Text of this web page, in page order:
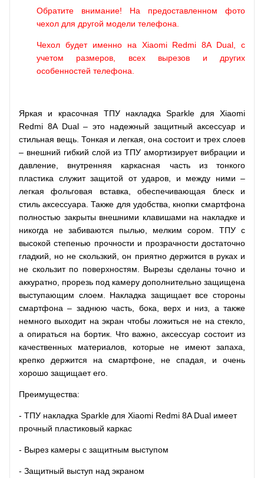
Обратите внимание! На предоставленном фото
чехол для другой модели телефона.
Чехол будет именно на Xiaomi Redmi 8A Dual, с
учетом размеров, всех вырезов и других
особенностей телефона.
Яркая и красочная ТПУ накладка Sparkle для Xiaomi
Redmi 8A Dual – это надежный защитный аксессуар и
стильная вещь. Тонкая и легкая, она состоит и трех слоев
– внешний гибкий слой из ТПУ амортизирует вибрации и
давление, внутренняя каркасная часть из тонкого
пластика служит защитой от ударов, и между ними –
легкая фольговая вставка, обеспечивающая блеск и
стиль аксессуара. Также для удобства, кнопки смартфона
полностью закрыты внешними клавишами на накладке и
никогда не забиваются пылью, мелким сором. ТПУ с
высокой степенью прочности и прозрачности достаточно
гладкий, но не скользкий, он приятно держится в руках и
не скользит по поверхностям. Вырезы сделаны точно и
аккуратно, прорезь под камеру дополнительно защищена
выступающим слоем. Накладка защищает все стороны
смартфона – заднюю часть, бока, верх и низ, а также
немного выходит на экран чтобы ложиться не на стекло,
а опираться на бортик. Что важно, аксессуар состоит из
качественных материалов, которые не имеют запаха,
крепко держится на смартфоне, не спадая, и очень
хорошо защищает его.
Преимущества:
- ТПУ накладка Sparkle для Xiaomi Redmi 8A Dual имеет
прочный пластиковый каркас
- Вырез камеры с защитным выступом
- Защитный выступ над экраном